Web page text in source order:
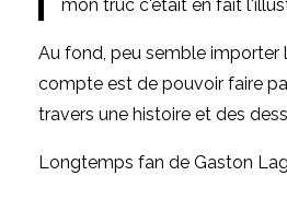
mon truc c'était en fait
Au fond, peu semble importer
compte est de pouvoir faire
travers une histoire et des
Longtemps fan de Gaston